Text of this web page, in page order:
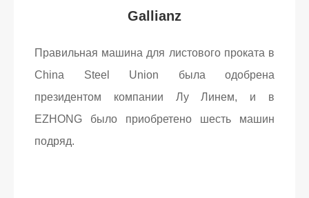
Gallianz
Правильная машина для листового проката в
China Steel Union была одобрена
президентом компании Лу Линем, и в
EZHONG было приобретено шесть машин
подряд.